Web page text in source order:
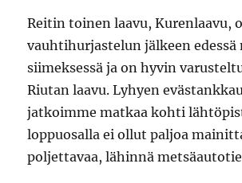
Reitin toinen laavu, Kurenlaavu,
vauhtihurjastelun jälkeen edessä
siimeksessä ja on hyvin
Riutan laavu. Lyhyen
jatkoimme matkaa kohti
loppuosalla ei ollut paljoa
poljettavaa, lähinnä